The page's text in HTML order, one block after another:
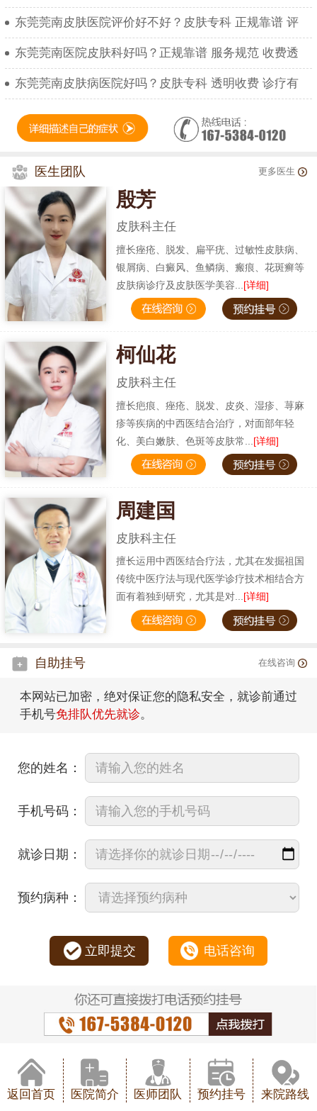
东莞莞南皮肤医院评价好不好？皮肤专科 正规靠谱 评
东莞莞南医院皮肤科好吗？正规靠谱 服务规范 收费透
东莞莞南皮肤病医院好吗？皮肤专科 透明收费 诊疗有
医生团队 更多医生
殷芳
皮肤科主任
擅长痤疮、脱发、扁平疣、过敏性皮肤病、
银屑病、白癜风、鱼鳞病、瘢痕、花斑癣等
皮肤病诊疗及皮肤医学美容... [详细]
柯仙花
皮肤科主任
擅长疤痕、痤疮、脱发、皮炎、湿疹、荨麻
疹等疾病的中西医结合治疗，对面部年轻
化、美白嫩肤、色斑等皮肤常... [详细]
周建国
皮肤科主任
擅长运用中西医结合疗法，尤其在发掘祖国
传统中医疗法与现代医学诊疗技术相结合方
面有着独到研究，尤其是对...[详细]
自助挂号 在线咨询
本网站已加密，绝对保证您的隐私安全，就诊前通过
手机号免排队优先就诊。
您的姓名：
手机号码：
就诊日期：
预约病种：
立即提交 电话咨询
返回首页 医院简介 医师团队 预约挂号 来院路线